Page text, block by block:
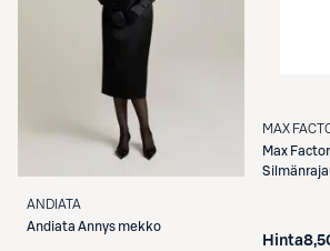
ANDIATA
Andiata Annys mekko
MAX
Max Factor
Hinta